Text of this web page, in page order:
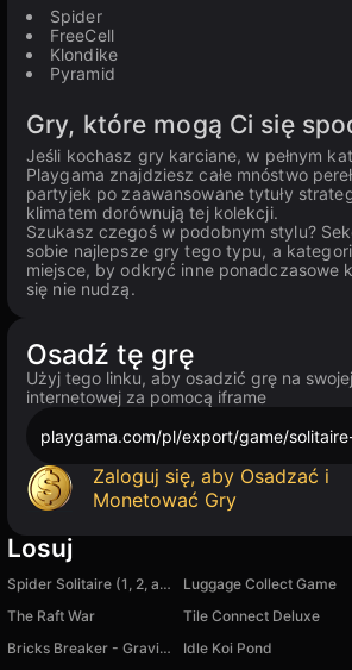
Spider
FreeCell
Klondike
Pyramid
Gry, które mogą Ci się
Jeśli kochasz gry karciane, w pełnym
Playgama znajdziesz całe mnóstwo
partyjek po zaawansowane tytuły
klimatem dorównują tej kolekcji.
Szukasz czegoś w podobnym stylu?
sobie najlepsze gry tego typu, a
miejsce, by odkryć inne ponadczasowe
się nie nudzą.
Osadź tę grę
Użyj tego linku, aby osadzić grę na
internetowej za pomocą iframe
playgama.com/pl/export/game/
Zaloguj się, aby Osadzać i
Monetować Gry
Losuj
Spider Solitaire (1, 2, and 4 suits) Luggage Collect Game
The Raft War
Tile Connect Deluxe
Bricks Breaker - Gravity Balls
Idle Koi Pond